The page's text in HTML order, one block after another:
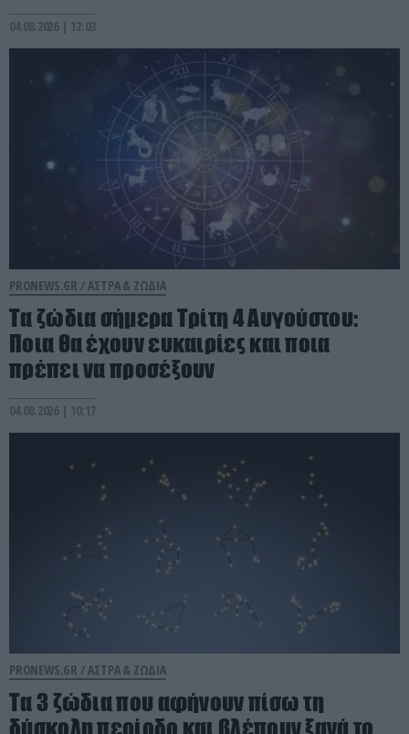
04.08.2026 | 12:03
PRONEWS.GR /ΑΣΤΡΑ & ΖΩΔΙΑ
Τα ζώδια σήμερα Τρίτη 4 Αυγούστου:
Ποια θα έχουν ευκαιρίες και ποια
πρέπει να προσέξουν
04.08.2026 | 10:17
PRONEWS.GR /ΑΣΤΡΑ & ΖΩΔΙΑ
Τα 3 ζώδια που αφήνουν πίσω τη
δύσκολη περίοδο και βλέπουν ξανά το